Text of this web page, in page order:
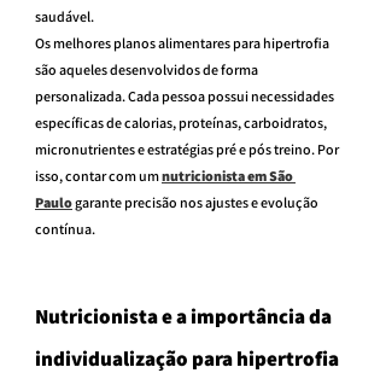
saudável.
Os melhores planos alimentares para hipertrofia
são aqueles desenvolvidos de forma
personalizada. Cada pessoa possui necessidades
específicas de calorias, proteínas, carboidratos,
micronutrientes e estratégias pré e pós treino. Por
isso, contar com um nutricionista em São
Paulo garante precisão nos ajustes e evolução
contínua.
Nutricionista e a importância da
individualização para hipertrofia